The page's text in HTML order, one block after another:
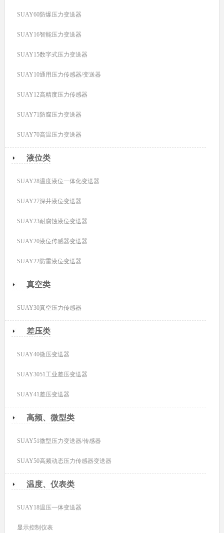
SUAY60防爆压力变送器
SUAY16智能压力变送器
SUAY15数字式压力变送器
SUAY10通用压力传感器/变送器
SUAY12高精度压力传感器
SUAY71防腐压力变送器
SUAY70高温压力变送器
液位类
SUAY28温度液位一体化变送器
SUAY27深井液位变送器
SUAY23耐腐蚀液位变送器
SUAY20液位传感器变送器
SUAY22防雷液位变送器
真空类
SUAY30真空压力传感器
差压类
SUAY40微压变送器
SUAY3051工业差压变送器
SUAY41差压变送器
高频、微型类
SUAY51微型压力变送器/传感器
SUAY50高频动态压力传感器变送器
温度、仪表类
SUAY18温压一体变送器
显示控制仪表